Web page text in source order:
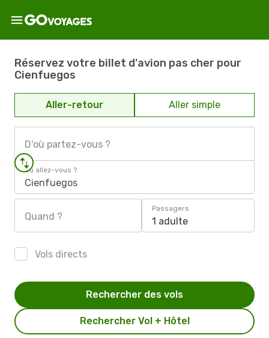
Réservez votre billet d'avion pas cher pour
Cienfuegos
Aller-retour Aller simple
D'où partez-vous ?
Où allez-vous ?
Cienfuegos
Quand ?
Passagers
1 adulte
Vols directs
Rechercher Vol + Hôtel
Rechercher des vols